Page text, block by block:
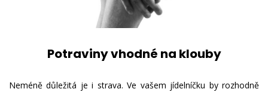
Potraviny vhodné na klouby
Neméně důležitá je i strava. Ve vašem jídelníčku by rozhodně